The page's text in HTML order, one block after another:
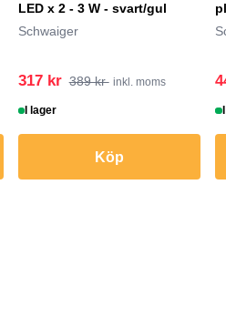
LED x 2 - 3 W - svart/gul
Schwaiger
317 kr 389 kr inkl. moms
I lager
Köp